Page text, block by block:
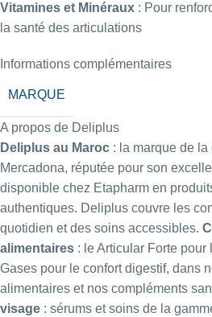
Vitamines et Minéraux : Pour
la santé des articulations
Informations complémentaires
MARQUE
A propos de Deliplus
Deliplus au Maroc : la marque de
Mercadona, réputée pour son
disponible chez Etapharm en
authentiques. Deliplus couvre les
quotidien et des soins accessibles.
alimentaires : leArticular Forte pour
Gases pour le confort digestif, dans
alimentaires et nos compléments
visage : sérums et soins de la